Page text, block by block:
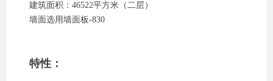
建筑面积：46522平方米（二层）
墙面选用墙面板-830
特性：